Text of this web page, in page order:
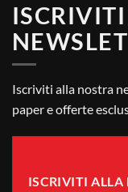
Iscriviti alla nostra
paper e offerte
ISCRIVITI ALLA